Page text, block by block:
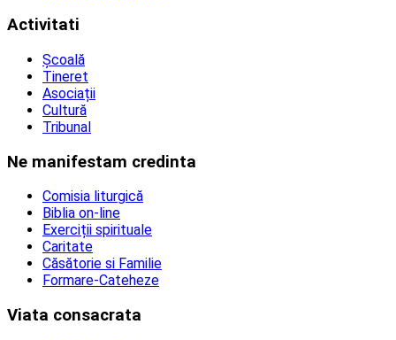
Activitati
Școală
Tineret
Asociații
Cultură
Tribunal
Ne manifestam credinta
Comisia liturgică
Biblia on-line
Exerciții spirituale
Caritate
Căsătorie si Familie
Formare-Cateheze
Viata consacrata